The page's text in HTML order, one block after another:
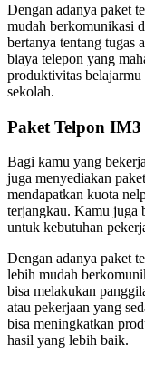
Dengan adanya paket
mudah berkomunikasi
bertanya tentang tugas
biaya telepon yang
produktivitas
sekolah.
Paket Telpon
Bagi kamu yang
juga menyediakan
mendapatkan kuota
terjangkau. Kamu juga
untuk kebutuhan
Dengan adanya paket
lebih mudah
bisa melakukan
atau pekerjaan yang
bisa meningkatkan
hasil yang lebih baik.